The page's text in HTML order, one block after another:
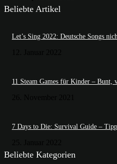
Beliebte Artikel
Let’s Sing 2022: Deutsche Songs
11 Steam Games für Kinder – Bunt,
7 Days to Die: Survival Guide –
Beliebte Kategorien